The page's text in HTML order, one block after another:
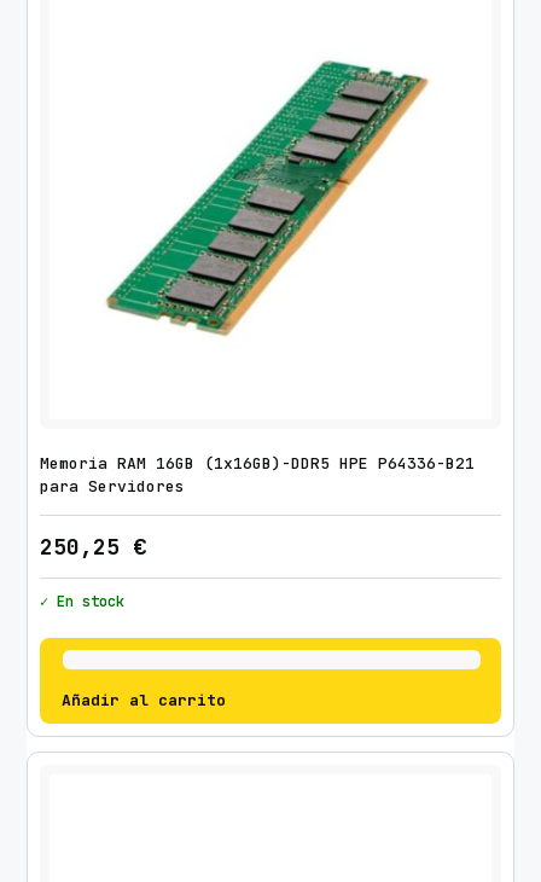
Memoria RAM 16GB (1x16GB)-DDR5 HPE P64336-B21
para Servidores
250,25 €
✓ En stock
Añadir al carrito